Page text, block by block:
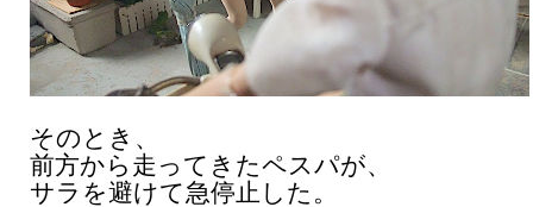
そのとき、
前方から走ってきたペスパが、
サラを避けて急停止した。